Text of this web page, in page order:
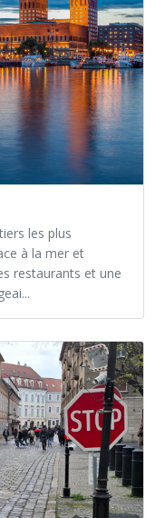
les plus
à la mer et
restaurants et une